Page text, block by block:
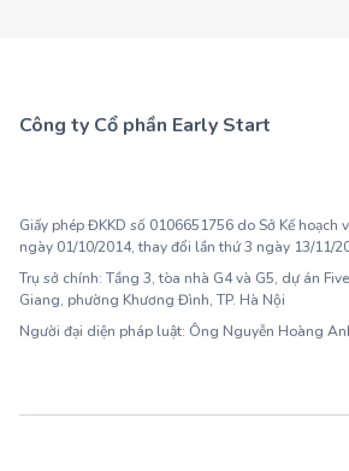
Công ty Cổ phần Early Start
Giấy phép ĐKKD số 0106651756 do Sở Kế hoạch
ngày 01/10/2014, thay đổi lần thứ 3 ngày 13/11/
Trụ sở chính: Tầng 3, tòa nhà G4 và G5, dự án
Giang, phường Khương Đình, TP. Hà Nội
Người đại diện pháp luật: Ông Nguyễn Hoàng